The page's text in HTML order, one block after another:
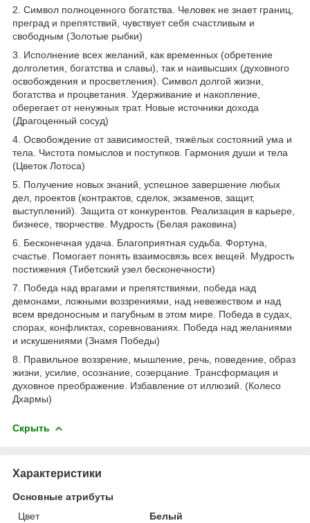
2. Символ полноценного богатства. Человек не знает границ,
преград и препятствий, чувствует себя счастливым и
свободным (Золотые рыбки)
3. Исполнение всех желаний, как временных (обретение
долголетия, богатства и славы), так и наивысших (духовного
освобождения и просветления). Символ долгой жизни,
богатства и процветания. Удерживание и накопление,
оберегает от ненужных трат. Новые источники дохода
(Драгоценный сосуд)
4. Освобождение от зависимостей, тяжёлых состояний ума и
тела. Чистота помыслов и поступков. Гармония души и тела
(Цветок Лотоса)
5. Получение новых знаний, успешное завершение любых
дел, проектов (контрактов, сделок, экзаменов, защит,
выступлений). Защита от конкурентов. Реализация в карьере,
бизнесе, творчестве. Мудрость (Белая раковина)
6. Бесконечная удача. Благоприятная судьба. Фортуна,
счастье. Помогает понять взаимосвязь всех вещей. Мудрость
постижения (Тибетский узел бесконечности)
7. Победа над врагами и препятствиями, победа над
демонами, ложными воззрениями, над невежеством и над
всем вредоносным и пагубным в этом мире. Победа в судах,
спорах, конфликтах, соревнованиях. Победа над желаниями
и искушениями (Знамя Победы)
8. Правильное воззрение, мышление, речь, поведение, образ
жизни, усилие, осознание, созерцание. Трансформация и
духовное преображение. Избавление от иллюзий. (Колесо
Дхармы)
Скрыть
Характеристики
Основные атрибуты
Цвет
Белый